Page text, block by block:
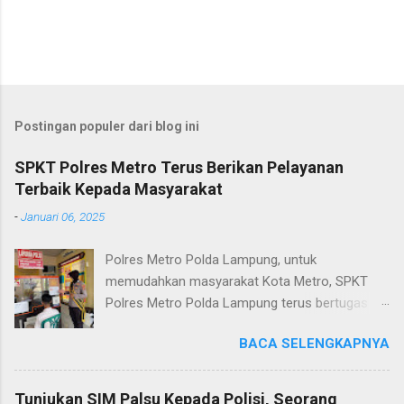
Postingan populer dari blog ini
SPKT Polres Metro Terus Berikan Pelayanan
Terbaik Kepada Masyarakat
-Januari 06, 2025
Polres Metro Polda Lampung, untuk
memudahkan masyarakat Kota Metro, SPKT
Polres Metro Polda Lampung terus bertugas
terkait layanan pengaduan, pelayanan SKCK dan
pelayanan Identifikasi sidik jari secara terpadu
kepada masyarakat. Senin (06/01/2025) Dalam
BACA SELENGKAPNYA
Tunjukan SIM Palsu Kepada Polisi, Seorang